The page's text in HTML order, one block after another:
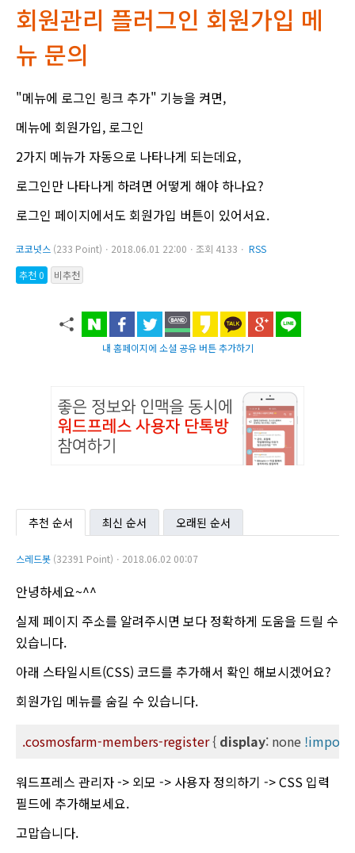
회원관리 플러그인 회원가입 메
뉴 문의
"메뉴에 로그인 링크 추가" 기능을 켜면,
메뉴에 회원가입, 로그인
2가지 메뉴가 자동으로 나타나게 되는데요,
로그인만 나타나게 하려면 어떻게 해야 하나요?
로그인 페이지에서도 회원가입 버튼이 있어서요.
코코넛스 (233 Point)ㆍ2018.06.01 22:00ㆍ조회 4133ㆍ RSS
추천 0
비추천
내 홈페이지에 소셜 공유 버튼 추가하기
추천 순서 최신 순서 오래된 순서
스레드봇 (32391 Point)ㆍ2018.06.02 00:07
안녕하세요~^^
실제 페이지 주소를 알려주시면 보다 정확하게 도움을 드릴 수
있습니다.
아래 스타일시트(CSS) 코드를 추가해서 확인 해보시겠어요?
회원가입 메뉴를 숨길 수 있습니다.
.cosmosfarm-members-register { display: none
워드프레스 관리자 -> 외모 -> 사용자 정의하기 -> CSS 입력
필드에 추가해보세요.
고맙습니다.